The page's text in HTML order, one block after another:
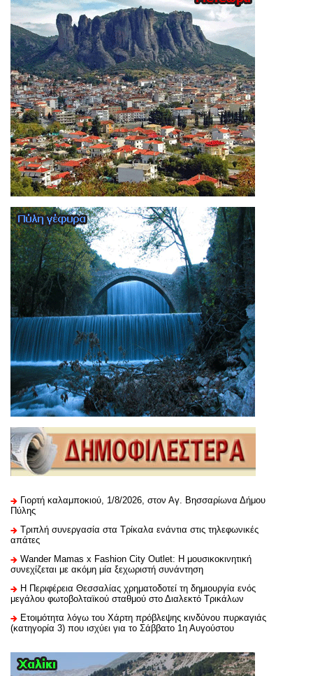
Γιορτή καλαμποκιού, 1/8/2026, στον Αγ. Βησσαρίωνα Δήμου
Πύλης
Τριπλή συνεργασία στα Τρίκαλα ενάντια στις τηλεφωνικές
απάτες
Wander Mamas x Fashion City Outlet: Η μουσικοκινητική
συνεχίζεται με ακόμη μία ξεχωριστή συνάντηση
H Περιφέρεια Θεσσαλίας χρηματοδοτεί τη δημιουργία ενός
μεγάλου φωτοβολταϊκού σταθμού στο Διαλεκτό Τρικάλων
Ετοιμότητα λόγω του Χάρτη πρόβλεψης κινδύνου πυρκαγιάς
(κατηγορία 3) που ισχύει για το Σάββατο 1η Αυγούστου